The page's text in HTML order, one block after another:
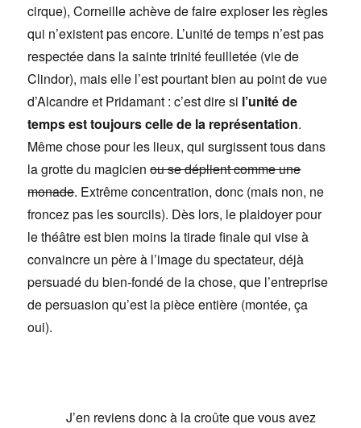
cirque), Corneille achève de faire exploser les règles
qui n’existent pas encore. L’unité de temps n’est pas
respectée dans la sainte trinité feuilletée (vie de
Clindor), mais elle l’est pourtant bien au point de vue
d’Alcandre et Pridamant : c’est dire si l’unité de
temps est toujours celle de la représentation.
Même chose pour les lieux, qui surgissent tous dans
la grotte du magicienou se déplient comme une
monade. Extrême concentration, donc (mais non, ne
froncez pas les sourcils). Dès lors, le plaidoyer pour
le théâtre est bien moins la tirade finale qui vise à
convaincre un père à l’image du spectateur, déjà
persuadé du bien-fondé de la chose, que l’entreprise
de persuasion qu’est la pièce entière (montée, ça
oui).
J’en reviens donc à la croûte que vous avez